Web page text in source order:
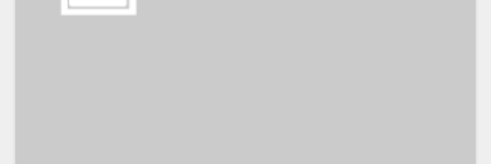
※2名様で利用の場合は添い寝不可